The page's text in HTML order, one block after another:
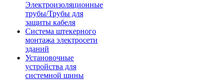
Электроизоляционные
трубы/Трубы для
защиты кабеля
Система штекерного
монтажа электросети
зданий
Установочные
устройства для
системной шины